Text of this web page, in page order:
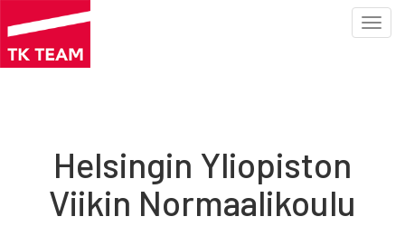
Hyppää
Helsingin Yliopiston
Viikin Normaalikoulu